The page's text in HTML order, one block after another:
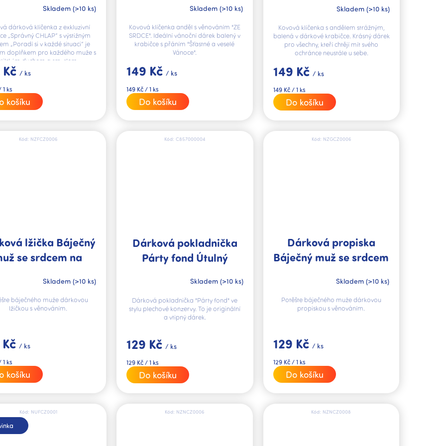
Skladem (>10 ks)
/ ks
1 ks
košíku
dárková klíčenka z exkluzivní
„Správný CHLAP“ s výstižným
„Poradí si v každé situaci“ je
doplňkem pro každého muže s
duchem a smyslem...
Skladem (>10 ks)
149 Kč / ks
Měrná
cena:
149 Kč / 1 ks
Do košíku
Kovová klíčenka anděl s věnováním "ZE
SRDCE". Ideální vánoční dárek balený v
krabičce s přáním "Šťastné a veselé
Vánoce".
Skladem (>10 ks)
149 Kč / ks
Měrná
cena:
149 Kč / 1 ks
Do košíku
Kovová klíčenka s andělem strážným,
balená v dárkové krabičce. Krásný dárek
pro všechny, kteří chtějí mít svého
ochránce neustále u sebe.
lžička Báječný
se srdcem na
Skladem (>10 ks)
/ ks
1 ks
košíku
báječného muže dárkovou
lžičkou s věnováním.
Kód: NZFCZ0006
Dárková pokladnička
Párty fond Útulný
Skladem (>10 ks)
129 Kč / ks
Měrná
cena:
129 Kč / 1 ks
Do košíku
Dárková pokladnička "Párty fond" ve
stylu plechové konzervy. To je originální
a vtipný dárek.
Kód: C857000004
Dárková propiska
Báječný muž se srdcem
Skladem (>10 ks)
129 Kč / ks
Měrná
cena:
129 Kč / 1 ks
Do košíku
Potěšte báječného muže dárkovou
propiskou s věnováním.
Kód: NZGCZ0006
Kód: NUFCZ0001 Kód: NZNCZ0006 Kód: NZNCZ0008